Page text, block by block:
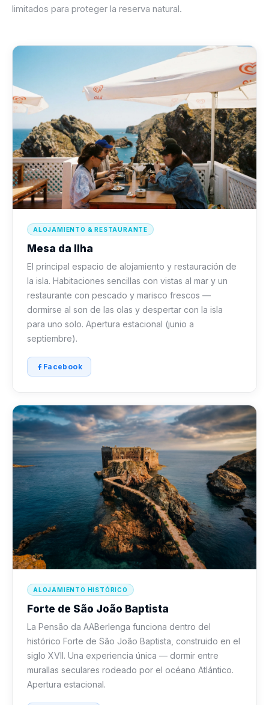
limitados para proteger la reserva natural.
ALOJAMIENTO & RESTAURANTE
Mesa da Ilha
El principal espacio de alojamiento y restauración de
la isla. Habitaciones sencillas con vistas al mar y un
restaurante con pescado y marisco frescos —
dormirse al son de las olas y despertar con la isla
para uno solo. Apertura estacional (junio a
septiembre).
Facebook
ALOJAMIENTO HISTÓRICO
Forte de São João Baptista
La Pensão da AABerlenga funciona dentro del
histórico Forte de São João Baptista, construido en el
siglo XVII. Una experiencia única — dormir entre
murallas seculares rodeado por el océano Atlántico.
Apertura estacional.